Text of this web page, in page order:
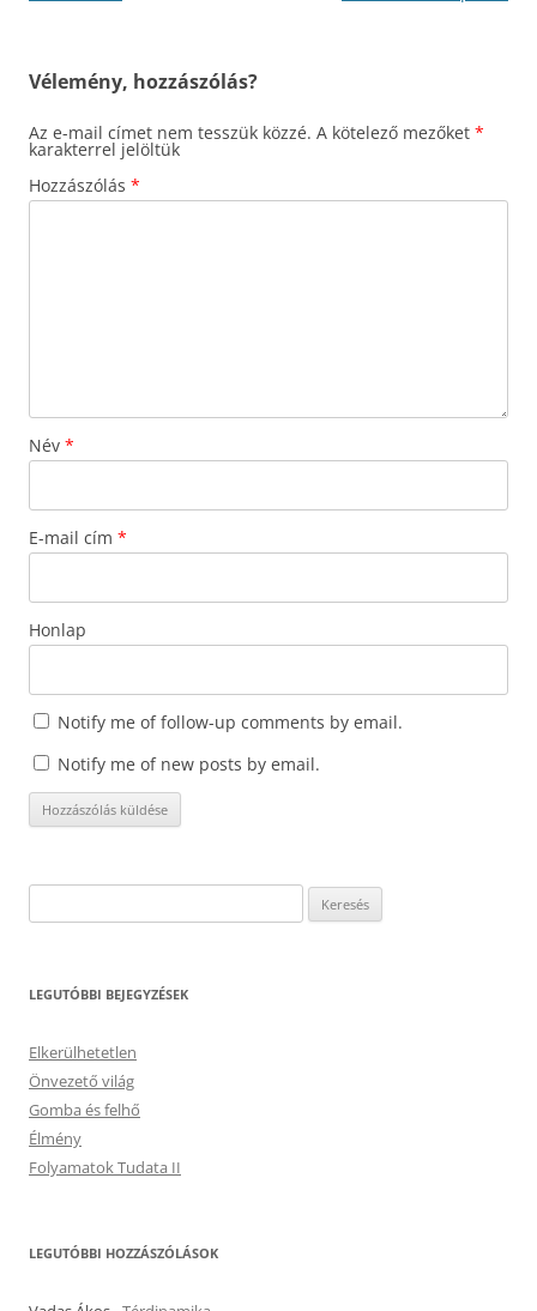
Vélemény, hozzászólás?
Az e-mail címet nem tesszük közzé. A kötelező mezőket *
karakterrel jelöltük
Hozzászólás *
Név *
E-mail cím *
Honlap
Notify me of follow-up comments by email.
Notify me of new posts by email.
LEGUTÓBBI BEJEGYZÉSEK
Elkerülhetetlen
Önvezető világ
Gomba és felhő
Élmény
Folyamatok Tudata II
LEGUTÓBBI HOZZÁSZÓLÁSOK